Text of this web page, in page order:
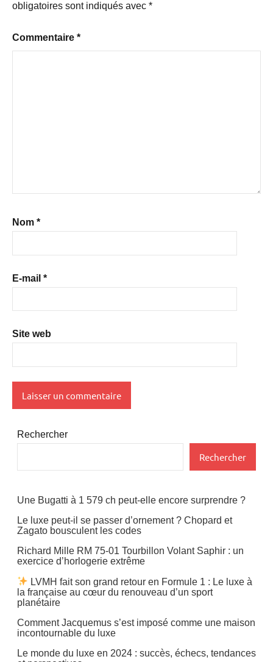
obligatoires sont indiqués avec *
Commentaire *
Nom *
E-mail *
Site web
Rechercher
Rechercher
Une Bugatti à 1 579 ch peut-elle encore surprendre ?
Le luxe peut-il se passer d’ornement ? Chopard et
Zagato bousculent les codes
Richard Mille RM 75-01 Tourbillon Volant Saphir : un
exercice d’horlogerie extrême
LVMH fait son grand retour en Formule 1 : Le luxe à
la française au cœur du renouveau d’un sport
planétaire
Comment Jacquemus s’est imposé comme une maison
incontournable du luxe
Le monde du luxe en 2024 : succès, échecs, tendances